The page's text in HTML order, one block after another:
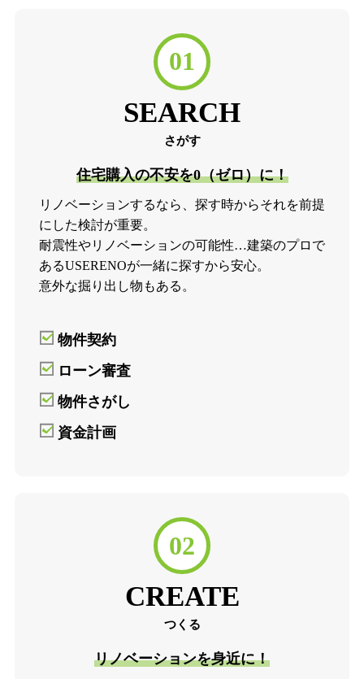
01
SEARCH
さがす
住宅購入の不安を0（ゼロ）に！
リノベーションするなら、探す時からそれを前提
にした検討が重要。
耐震性やリノベーションの可能性…建築のプロで
あるUSERENOが一緒に探すから安心。
意外な掘り出し物もある。
物件契約
ローン審査
物件さがし
資金計画
02
CREATE
つくる
リノベーションを身近に！